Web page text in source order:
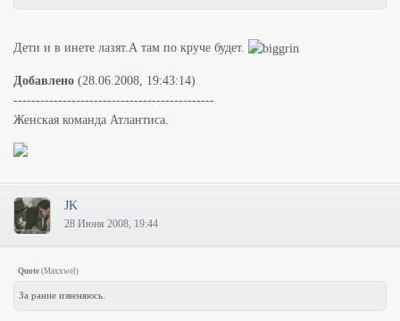
Дети и в инете лазят.А там по круче будет.
Добавлено (28.06.2008, 19:43:14)
---------------------------------------------
Женская команда Атлантиса.
JK
28 Июня 2008, 19:44
Quote (Maxxwel)
За рание извеняюсь.